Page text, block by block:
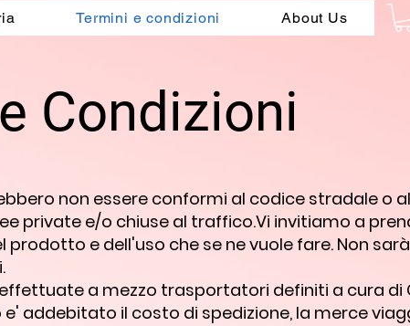
Termini e condizioni About Us
Condizioni
non essere conformi al codice stradale o
private e/o chiuse al traffico.Vi invitiamo a
prodotto e dell'uso che se ne vuole fare. Non
a mezzo trasportatori definiti a cura di
addebitato il costo di spedizione, la merce